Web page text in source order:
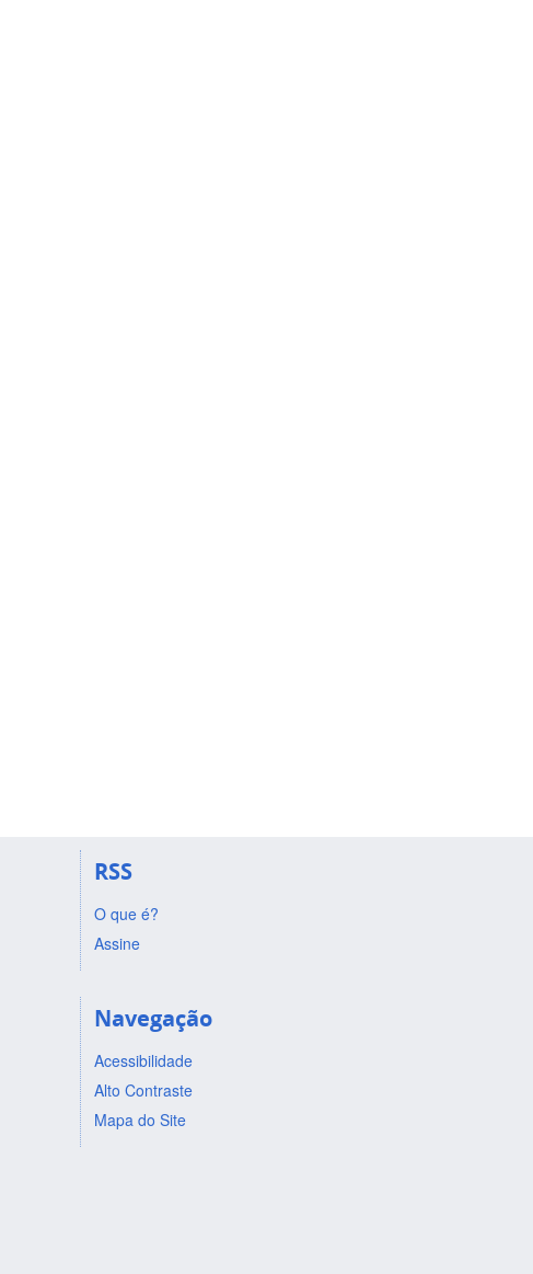
RSS
O que é?
Assine
Navegação
Acessibilidade
Alto Contraste
Mapa do Site